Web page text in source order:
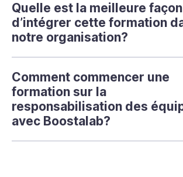
Quelle est la meilleure façon
d’intégrer cette formation
notre organisation?
Comment commencer une
formation sur la
responsabilisation des
avec Boostalab?